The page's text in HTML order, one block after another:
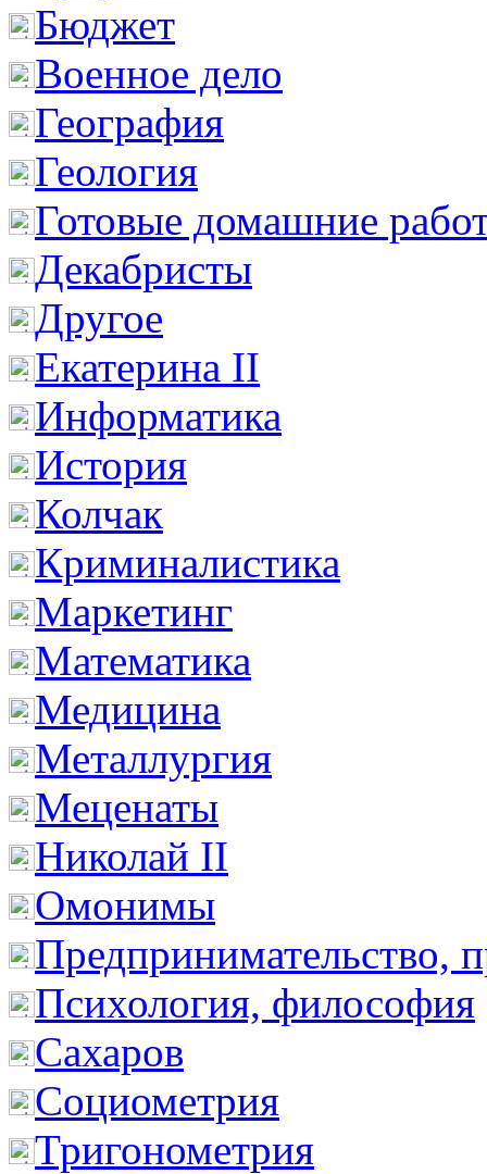
Бюджет
Военное дело
География
Геология
Готовые домашние
Декабристы
Другое
Екатерина II
Информатика
История
Колчак
Криминалистика
Маркетинг
Математика
Медицина
Металлургия
Меценаты
Николай II
Омонимы
Предпринимательство,
Психология, философия
Сахаров
Социометрия
Тригонометрия